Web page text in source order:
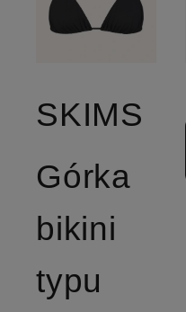
SKIMS
Górka
bikini
typu